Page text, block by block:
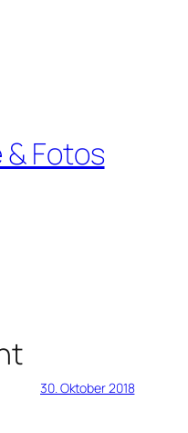
Fotos
30. Oktober 2018